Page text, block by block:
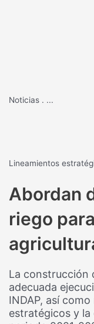
Noticias . ...
Lineamientos
Abordan
riego
La construcción
adecuada
INDAP, así
estratégicos y